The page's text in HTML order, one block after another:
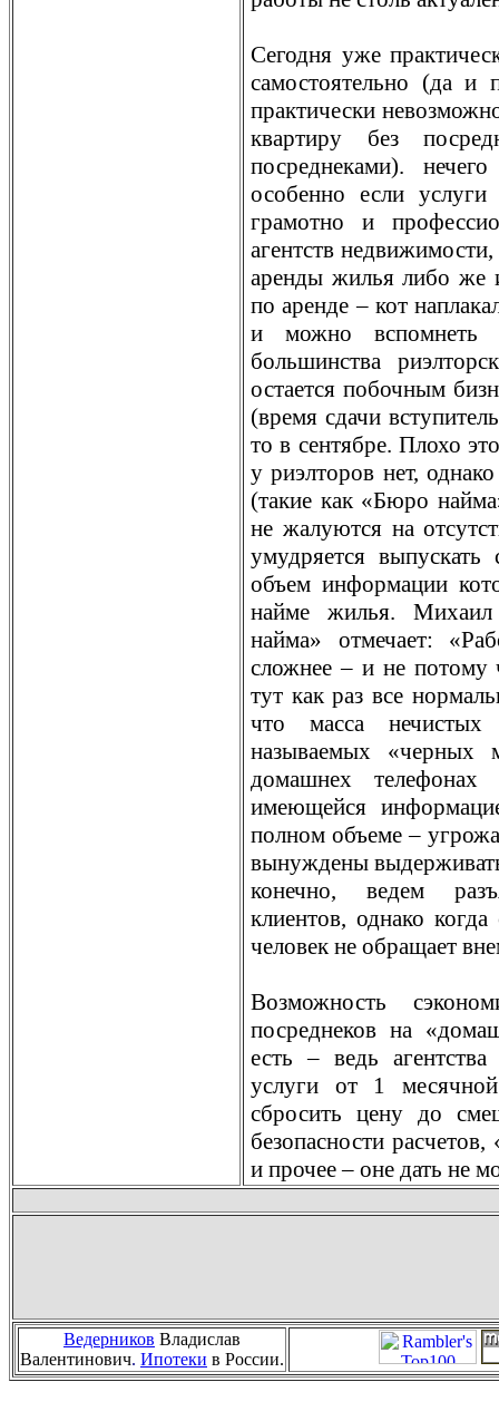
Сегодня уже
самостоятельно (да и
практически
квартиру без
посреднеками).
особенно если услуги
грамотно и
агентств
аренды жилья либо же
по аренде – кот
и можно вспомнеть
большинства
остается побочным
(время сдачи
то в сентябре. Плохо
у риэлторов нет,
(такие как «Бюро
не жалуются на
умудряется выпускать
объем информации
найме жилья.
найма» отмечает:
сложнее – и не потому
тут как раз все
что масса
называемых «черных
домашнех телефонах
имеющейся
полном объеме –
вынуждены
конечно, ведем
клиентов, однако
человек не обращает
Возможность
посреднеков на
есть – ведь
услуги от 1
сбросить цену до
безопасности
и прочее – оне дать не
Ведерников Владислав
Валентинович. Ипотеки в России.